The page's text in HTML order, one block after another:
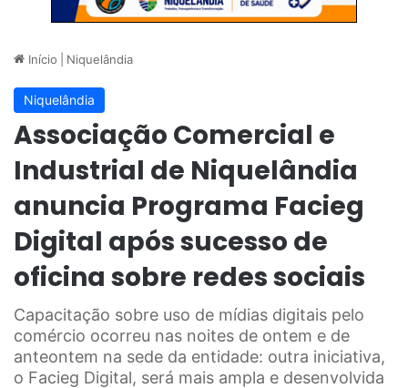
Início Niquelândia
Niquelândia
Associação Comercial e
Industrial de Niquelândia
anuncia Programa Facieg
Digital após sucesso de
oficina sobre redes sociais
Capacitação sobre uso de mídias digitais pelo
comércio ocorreu nas noites de ontem e de
anteontem na sede da entidade: outra iniciativa,
o Facieg Digital, será mais ampla e desenvolvida